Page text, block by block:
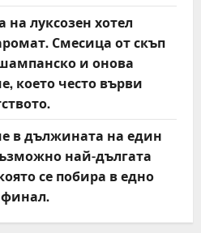
на луксозен хотел
Смесица от скъп
и онова
което често върви
в дължината на един
най-дългата
се побира в едно